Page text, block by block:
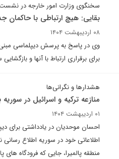
سخنگوی وزارت امور خارجه در نشست
بقایی: هیچ ارتباطی با حاکمان
۰۸ اردیبهشت ۱۴۰۴
وی در پاسخ به پرسش دیپلماسی مبنی
برای برقراری ارتباط با آنها و
هشدارها و نگرانی‌ها
منازعه ترکیه و اسرائیل در
۰۱ اردیبهشت ۱۴۰۴
احسان موحدیان در یادداشتی برای
اطلاعاتی خود در سوریه اطلاع رسانی
منطقه پالمیرا، جایی که فرودگاه های پالمیرا و تی ۴ در آن قرار دارد، پایگاه های